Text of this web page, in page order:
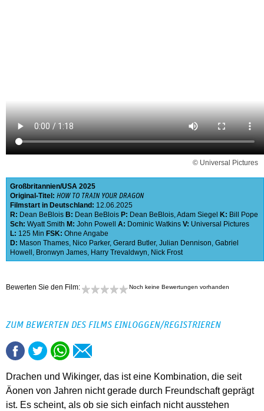
© Universal Pictures
Großbritannien USA 2025
Original-Titel: HOW TO TRAIN YOUR DRAGON
Filmstart in Deutschland: 12.06.2025
R: Dean BeBlois B: Dean BeBlois P: Dean BeBlois,Adam Siegel K: Bill Pope
Sch: Wyatt Smith M: John Powell A: Dominic Watkins V: Universal Pictures
L: 125 Min FSK: Ohne Angabe
D: Mason Thames, Nico Parker, Gerard Butler, Julian Dennison, Gabriel
Howell , Bronwyn James, Harry Trevaldwyn, Nick Frost
Bewerten Sie den Film: Noch keine Bewertungen vorhanden
ZUM BEWERTEN DES FILMS EINLOGGEN/REGISTRIEREN
Drachen und Wikinger, das ist eine Kombination, die seit
Äonen von Jahren nicht gerade durch Freundschaft geprägt
ist. Es scheint, als ob sie sich einfach nicht ausstehen